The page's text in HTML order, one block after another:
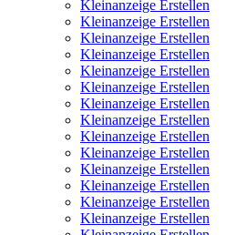
Kleinanzeige Erstellen
Kleinanzeige Erstellen
Kleinanzeige Erstellen
Kleinanzeige Erstellen
Kleinanzeige Erstellen
Kleinanzeige Erstellen
Kleinanzeige Erstellen
Kleinanzeige Erstellen
Kleinanzeige Erstellen
Kleinanzeige Erstellen
Kleinanzeige Erstellen
Kleinanzeige Erstellen
Kleinanzeige Erstellen
Kleinanzeige Erstellen